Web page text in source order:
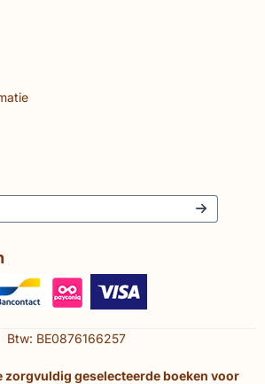
Btw: BE0876166257
zorgvuldig geselecteerde boeken voor